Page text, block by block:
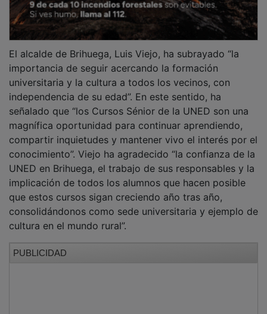
importancia de seguir acercando la formación
universitaria y la cultura a todos los vecinos, con
independencia de su edad”. En este sentido, ha
señalado que “los Cursos Sénior de la UNED son una
magnífica oportunidad para continuar aprendiendo,
compartir inquietudes y mantener vivo el interés por el
conocimiento”. Viejo ha agradecido “la confianza de la
UNED en Brihuega, el trabajo de sus responsables y la
implicación de todos los alumnos que hacen posible
que estos cursos sigan creciendo año tras año,
consolidándonos como sede universitaria y ejemplo de
cultura en el mundo rural”.